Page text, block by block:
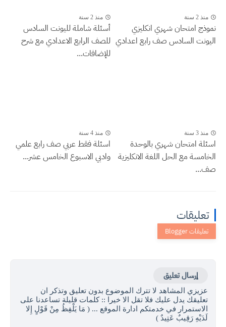
منذ 2 سنة
نموذج امتحان شهري انكليزي
اليونت السادس صف رابع اعدادي
منذ 2 سنة
أسئلة شاملة لليونت السادس
للصف الرابع الاعدادي مع شرح
للإضافات...
منذ 3 سنة
اسئلة امتحان شهري بالوحدة
الخامسة مع الحل اللغة الانكليزية
صف...
منذ 4 سنة
اسئلة فقط عربي صف رابع علمي
وادبي الاسبوع الخامس عشر...
تعليقات
إرسال تعليق
عزيزي المشاهد لا تترك الموضوع بدون تعليق وتذكر ان
تعليقك يدل عليك فلا تقل الا خيرا :: كلمات قليلة تساعدنا على
الاستمرار في خدمتكم ادارة الموقع ... ( مَا يَلْفِظُ مِنْ قَوْلٍ إِلا
لَدَيْهِ رَقِيبٌ عَتِيدٌ )